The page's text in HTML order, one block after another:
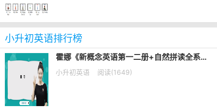
小升初英语排行榜
霍娜《新概念英语第一二册+自然拼读全系列课程 (2024新版) 》
小升初英语 阅读(1649)